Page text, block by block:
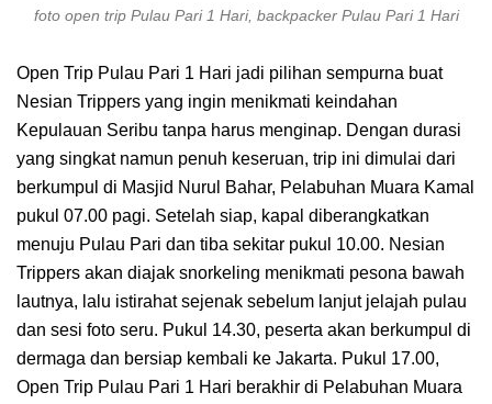
foto open trip Pulau Pari 1 Hari, backpacker Pulau Pari 1 Hari
Open Trip Pulau Pari 1 Hari jadi pilihan sempurna buat
Nesian Trippers yang ingin menikmati keindahan
Kepulauan Seribu tanpa harus menginap. Dengan durasi
yang singkat namun penuh keseruan, trip ini dimulai dari
berkumpul di Masjid Nurul Bahar, Pelabuhan Muara Kamal
pukul 07.00 pagi. Setelah siap, kapal diberangkatkan
menuju Pulau Pari dan tiba sekitar pukul 10.00. Nesian
Trippers akan diajak snorkeling menikmati pesona bawah
lautnya, lalu istirahat sejenak sebelum lanjut jelajah pulau
dan sesi foto seru. Pukul 14.30, peserta akan berkumpul di
dermaga dan bersiap kembali ke Jakarta. Pukul 17.00,
Open Trip Pulau Pari 1 Hari berakhir di Pelabuhan Muara